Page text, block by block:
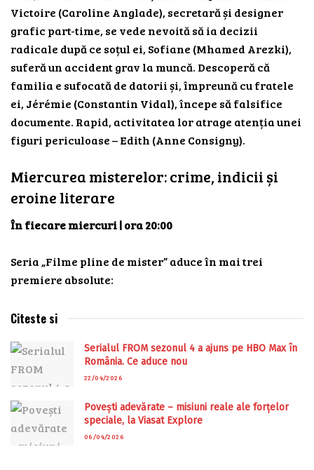
Victoire (Caroline Anglade), secretară și designer
grafic part-time, se vede nevoită să ia decizii
radicale după ce soțul ei, Sofiane (Mhamed Arezki),
suferă un accident grav la muncă. Descoperă că
familia e sufocată de datorii și, împreună cu fratele
ei, Jérémie (Constantin Vidal), începe să falsifice
documente. Rapid, activitatea lor atrage atenția unei
figuri periculoase – Edith (Anne Consigny).
Miercurea misterelor: crime, indicii și
eroine literare
În fiecare miercuri | ora 20:00
Seria „Filme pline de mister” aduce în mai trei
premiere absolute:
Citeste si
Serialul FROM sezonul 4 a ajuns pe HBO Max în
România. Ce aduce nou
22/04/2026
Povești adevărate – misiuni reale ale forțelor
speciale, la Viasat Explore
06/04/2026